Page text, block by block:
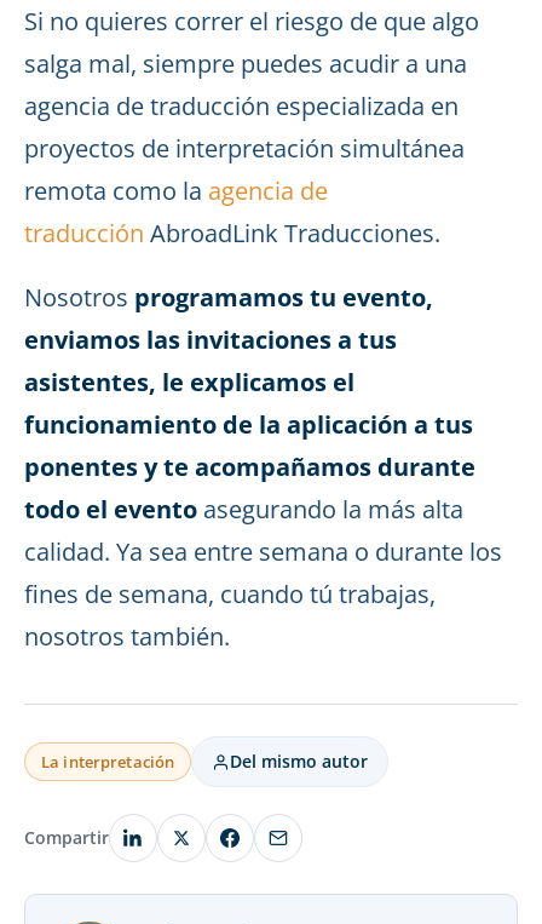
Si no quieres correr el riesgo de que algo
salga mal, siempre puedes acudir a una
agencia de traducción especializada en
proyectos de interpretación simultánea
remota como la agencia de
traducción AbroadLink Traducciones.
Nosotros programamos tu evento,
enviamos las invitaciones a tus
asistentes, le explicamos el
funcionamiento de la aplicación a tus
ponentes y te acompañamos durante
todo el evento asegurando la más alta
calidad. Ya sea entre semana o durante los
fines de semana, cuando tú trabajas,
nosotros también.
La interpretación Del mismo autor
Compartir